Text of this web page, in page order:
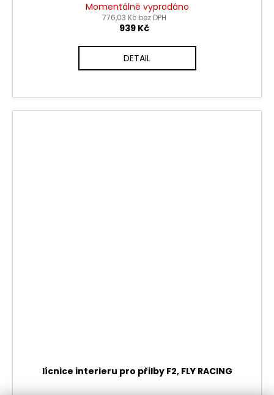
Momentálně vyprodáno
776,03 Kč bez DPH
939 Kč
DETAIL
lícnice interieru pro přilby F2, FLY RACING